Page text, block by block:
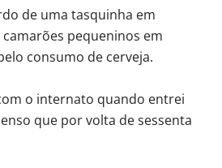
de uma tasquinha em
pequeninos em
consumo de cerveja.
o internato quando entrei
que por volta de sessenta